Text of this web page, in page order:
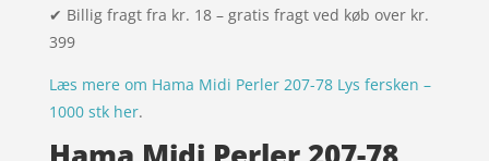
✔ Billig fragt fra kr. 18 – gratis fragt ved køb over kr.
399
Læs mere om Hama Midi Perler 207-78 Lys fersken –
1000 stk her.